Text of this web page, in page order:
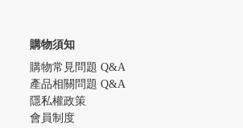
購物須知
購物常見問題 Q&A
產品相關問題 Q&A
隱私權政策
會員制度